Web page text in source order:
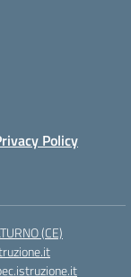
Policy
(CE)